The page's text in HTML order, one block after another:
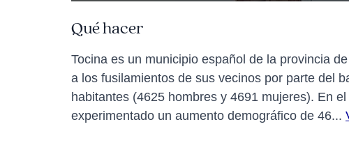
Qué hacer
Tocina es un municipio español de la provincia
a los fusilamientos de sus vecinos por parte del
habitantes (4625 hombres y 4691 mujeres). En
experimentado un aumento demográfico de 46...